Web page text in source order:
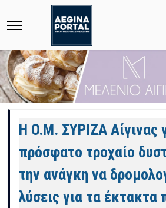
Άρθρα
Η Ο.Μ. ΣΥΡΙΖΑ Αίγινας
πρόσφατο τροχαίο
την ανάγκη να
λύσεις για τα έκτακτα